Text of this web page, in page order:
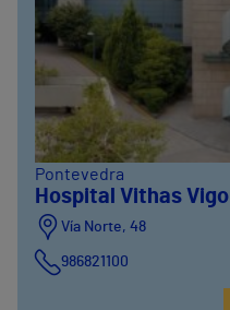
Pontevedra
Hospital Vithas Vigo
Vía Norte, 48
986821100